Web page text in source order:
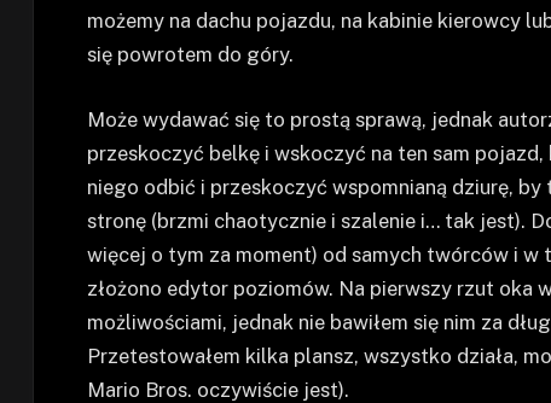
możemy na dachu pojazdu, na kabinie kierowcy
się powrotem do góry.
Może wydawać się to prostą sprawą, jednak
przeskoczyć belkę i wskoczyć na ten sam
niego odbić i przeskoczyć wspomnianą dziurę,
stronę (brzmi chaotycznie i szalenie i… tak jest).
więcej o tym za moment) od samych twórców i w
złożono edytor poziomów. Na pierwszy rzut oka
możliwościami, jednak nie bawiłem się nim za
Przetestowałem kilka plansz, wszystko działa,
Mario Bros. oczywiście jest).